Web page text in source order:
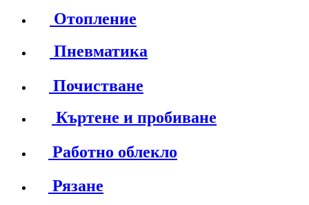
Отопление
Пневматика
Почистване
Къртене и пробиване
Работно облекло
Рязане